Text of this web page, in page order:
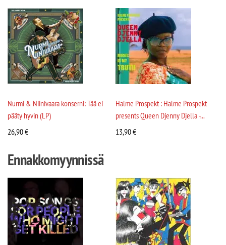
Nurmi & Niinivaara konserni: Tää ei
pääty hyvin (LP)
26,90€
Halme Prospekt : Halme Prospekt
presents Queen Djenny Djella -...
13,90€
Ennakkomyynnissä